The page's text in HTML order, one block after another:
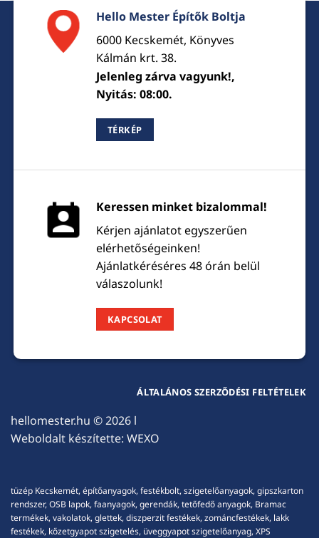
Hello Mester Építők Boltja
6000 Kecskemét, Könyves
Kálmán krt. 38.
Jelenleg zárva vagyunk!,
Nyitás: 08:00.
TÉRKÉP
Keressen minket bizalommal!
Kérjen ajánlatot egyszerűen
elérhetőségeinken!
Ajánlatkéréséres 48 órán belül
válaszolunk!
KAPCSOLAT
hellomester.hu © 2026 l
Weboldalt készítette: WEXO
ÁLTALÁNOS SZERZŐDÉSI FELTÉTELEK
tüzép Kecskemét, építőanyagok, festékbolt, szigetelőanyagok, gipszkarton
rendszer, OSB lapok, faanyagok, gerendák, tetőfedő anyagok, Bramac
termékek, vakolatok, glettek, diszperzit festékek, zománcfestékek, lakk
festékek, kőzetgyapot szigetelés, üveggyapot szigetelőanyag, XPS